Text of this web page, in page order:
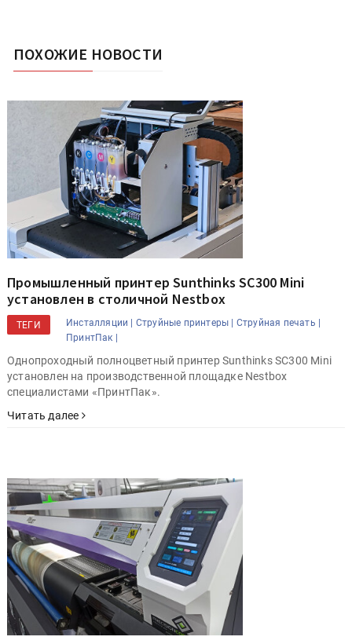
ПОХОЖИЕ НОВОСТИ
Промышленный принтер Sunthinks SC300 Mini
установлен в столичной Nestbox
ТЕГИ Инсталляции | Струйные принтеры |
Струйная печать |
ПринтПак |
Однопроходный полноцветный принтер Sunthinks SC300 Mini
установлен на производственной площадке Nestbox
специалистами «ПринтПак».
Читать далее